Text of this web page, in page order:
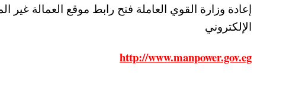
إعادة وزارة القوي العاملة فتح رابط موقع العمالة
الإلكتروني
http://www.manpower.gov.eg